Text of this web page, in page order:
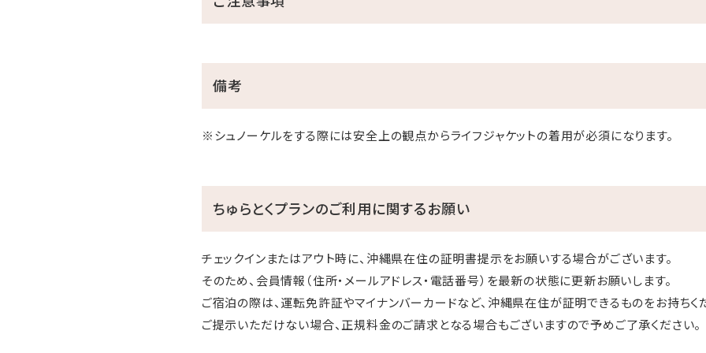
備考
※シュノーケルをする際には安全上の観点からライフジャケットの着用が必須になります。
ちゅらとくプランのご利用に関するお願い
チェックインまたはアウト時に、沖縄県在住の証明書提示をお願いする場合がございます。
そのため、会員情報（住所・メールアドレス・電話番号）を最新の状態に更新お願いします。
ご宿泊の際は、運転免許証やマイナンバーカードなど、沖縄県在住が証明できるものをお持ちく
ご提示いただけない場合、正規料金のご請求となる場合もございますので予めご了承ください。